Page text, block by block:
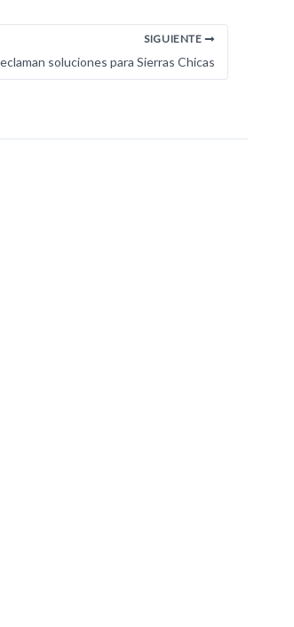
SIGUIENTE
soluciones para Sierras Chicas